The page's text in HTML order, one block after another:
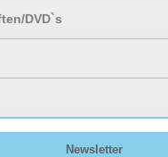
DVD`s
Newsletter